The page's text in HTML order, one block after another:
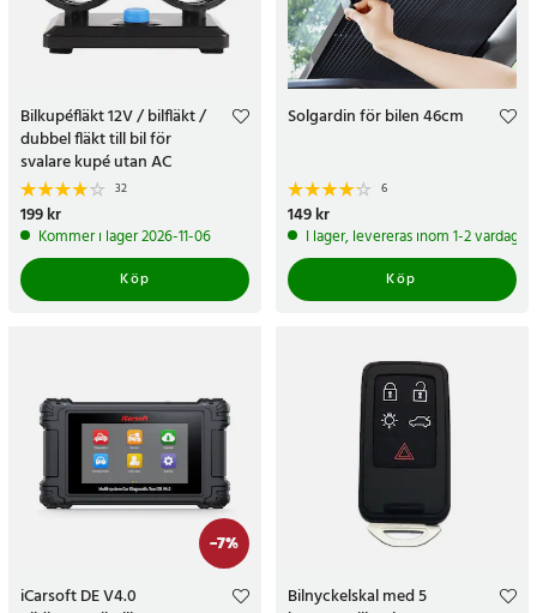
Bilkupéfläkt 12V / bilfläkt /
dubbel fläkt till bil för
svalare kupé utan AC
32
Pris:199 kr
199 kr
Kommer i lager 2026-11-06
Köp
Solgardin för bilen 46cm
6
Pris:149 kr
149 kr
I lager, levereras inom 1-2 vardagar
Köp
-7%
iCarsoft DE V4.0
Bilnyckelskal med 5